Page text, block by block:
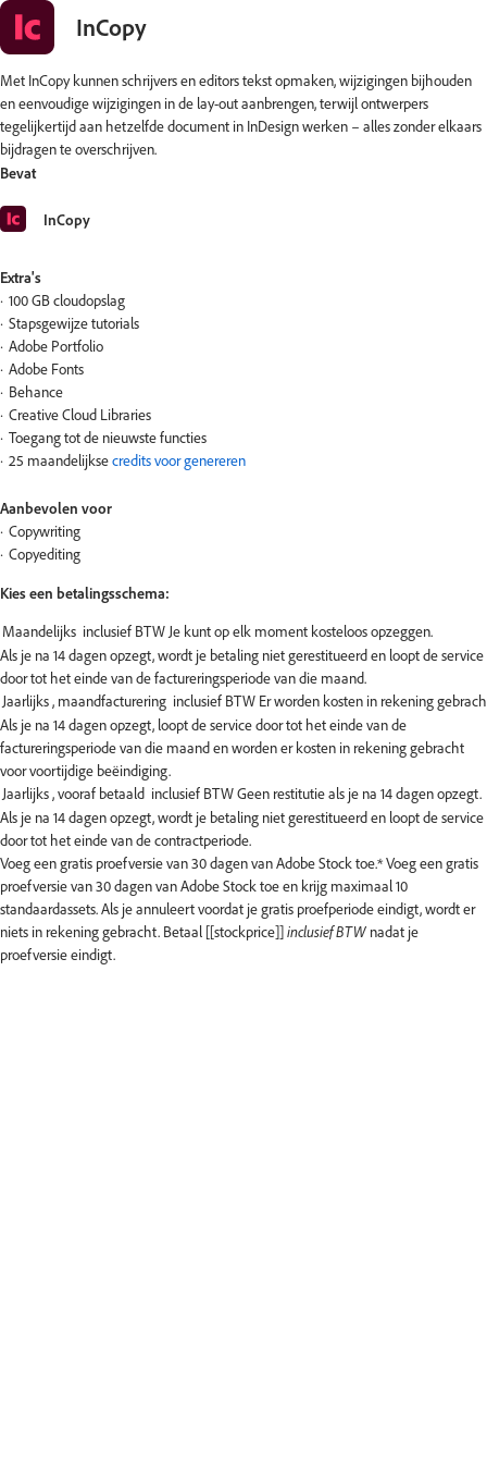
InCopy
Met InCopy kunnen schrijvers en editors tekst opmaken, wijzigingen bijhouden
en eenvoudige wijzigingen in de lay-out aanbrengen, terwijl ontwerpers
tegelijkertijd aan hetzelfde document in InDesign werken – alles zonder elkaars
bijdragen te overschrijven.
Bevat
InCopy
Extra's
100 GB cloudopslag
Stapsgewijze tutorials
Adobe Portfolio
Adobe Fonts
Behance
Creative Cloud Libraries
Toegang tot de nieuwste functies
25 maandelijksecredits voor genereren
Aanbevolen voor
Copywriting
Copyediting
Kies een betalingsschema:
Als je na 14 dagen opzegt, wordt je betaling niet gerestitueerd en loopt de service
door tot het einde van de factureringsperiode van die maand.
Als je na 14 dagen opzegt, loopt de service door tot het einde van de
factureringsperiode van die maand en worden er kosten in rekening gebracht
voor voortijdige beëindiging.
Als je na 14 dagen opzegt, wordt je betaling niet gerestitueerd en loopt de service
door tot het einde van de contractperiode.
Voeg een gratis proefversie van 30 dagen van Adobe Stock toe.*Voeg een gratis
proefversie van 30 dagen van Adobe Stock toe en krijg maximaal 10
standaardassets. Als je annuleert voordat je gratis proefperiode eindigt, wordt er
niets in rekening gebracht. Betaal [[stockprice]]inclusief BTW nadat je
proefversie eindigt.